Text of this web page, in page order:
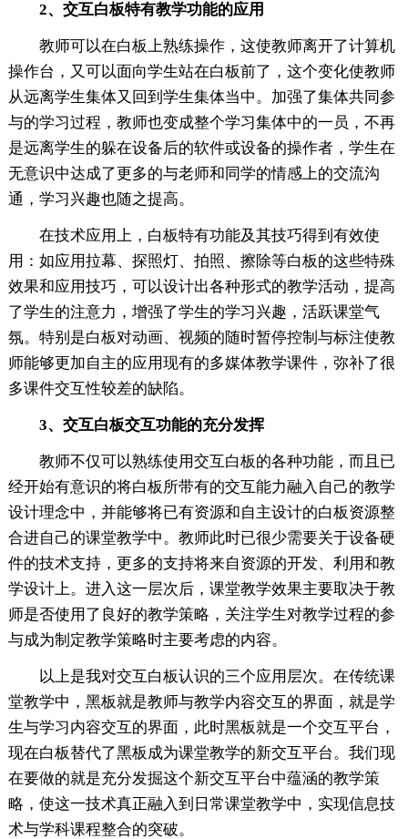
2、交互白板特有教学功能的应用
教师可以在白板上熟练操作，这使教师离开了计算机
操作台，又可以面向学生站在白板前了，这个变化使教师
从远离学生集体又回到学生集体当中。加强了集体共同参
与的学习过程，教师也变成整个学习集体中的一员，不再
是远离学生的躲在设备后的软件或设备的操作者，学生在
无意识中达成了更多的与老师和同学的情感上的交流沟
通，学习兴趣也随之提高。
在技术应用上，白板特有功能及其技巧得到有效使
用：如应用拉幕、探照灯、拍照、擦除等白板的这些特殊
效果和应用技巧，可以设计出各种形式的教学活动，提高
了学生的注意力，增强了学生的学习兴趣，活跃课堂气
氛。特别是白板对动画、视频的随时暂停控制与标注使教
师能够更加自主的应用现有的多媒体教学课件，弥补了很
多课件交互性较差的缺陷。
3、交互白板交互功能的充分发挥
教师不仅可以熟练使用交互白板的各种功能，而且已
经开始有意识的将白板所带有的交互能力融入自己的教学
设计理念中，并能够将已有资源和自主设计的白板资源整
合进自己的课堂教学中。教师此时已很少需要关于设备硬
件的技术支持，更多的支持将来自资源的开发、利用和教
学设计上。进入这一层次后，课堂教学效果主要取决于教
师是否使用了良好的教学策略，关注学生对教学过程的参
与成为制定教学策略时主要考虑的内容。
以上是我对交互白板认识的三个应用层次。在传统课
堂教学中，黑板就是教师与教学内容交互的界面，就是学
生与学习内容交互的界面，此时黑板就是一个交互平台，
现在白板替代了黑板成为课堂教学的新交互平台。我们现
在要做的就是充分发掘这个新交互平台中蕴涵的教学策
略，使这一技术真正融入到日常课堂教学中，实现信息技
术与学科课程整合的突破。